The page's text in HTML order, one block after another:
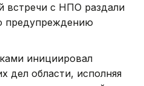
встречи с НПО раздали
предупреждению
инициировал
дел области, исполняя